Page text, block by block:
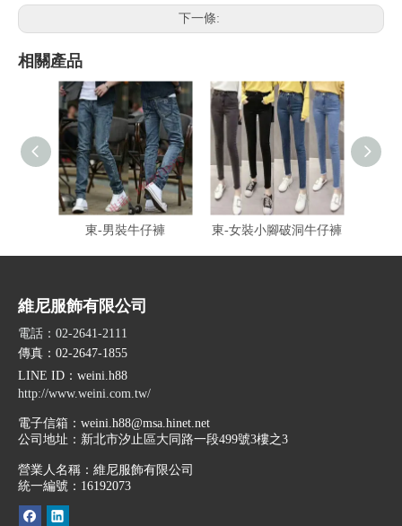
下一條:
相關產品
東-男裝牛仔褲 東-女裝小腳破洞牛仔褲
維尼服飾有限公司
電話：02-2641-2111
傳真：02-2647-1855
LINE ID ：weini.h88
http://www.weini.com.tw/
電子信箱： weini.h88@msa.hinet.net
公司地址： 新北市汐止區大同路一段499號3樓之3
營業人名稱：維尼服飾有限公司
統一編號：16192073